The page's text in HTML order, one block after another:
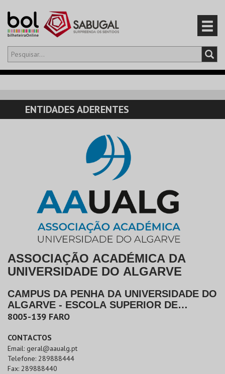
Olá,iniciar sessão
CARRINHO
EVENTOS
ENTIDADES ADERENTES
ASSOCIAÇÃO ACADÉMICA DA
UNIVERSIDADE DO ALGARVE
CAMPUS DA PENHA DA UNIVERSIDADE DO
ALGARVE - ESCOLA SUPERIOR DE
GESTÃO, HOTELARIA E TURISMO
8005-139 FARO
CONTACTOS
Email: geral@aaualg.pt
Telefone: 289888444
Fax: 289888440